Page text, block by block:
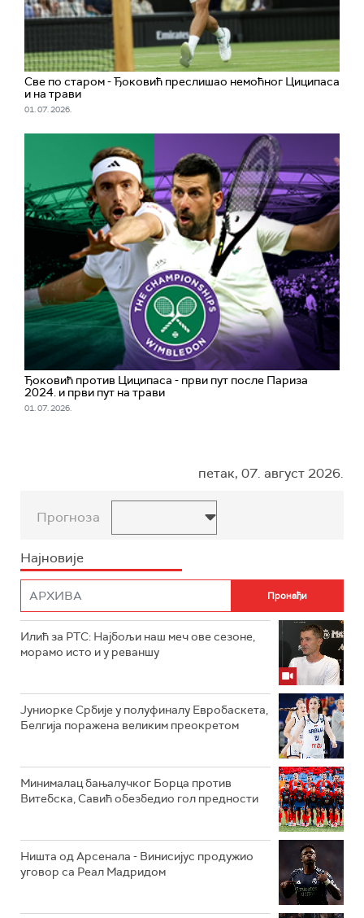
Све по старом - Ђоковић преслишао немоћног Циципаса
и на трави
01. 07. 2026.
Ђоковић против Циципаса - први пут после Париза
2024. и први пут на трави
01. 07. 2026.
петак, 07. август 2026.
Прогноза
Најновије
Илић за РТС: Најбољи наш меч ове сезоне,
морамо исто и у реваншу
Јуниорке Србије у полуфиналу Евробаскета,
Белгија поражена великим преокретом
Минималац бањалучког Борца против
Витебска, Савић обезбедио гол предности
Ништа од Арсенала - Винисијус продужио
уговор са Реал Мадридом